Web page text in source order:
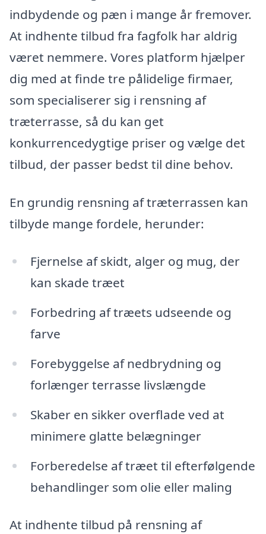
indbydende og pæn i mange år fremover.
At indhente tilbud fra fagfolk har aldrig
været nemmere. Vores platform hjælper
dig med at finde tre pålidelige firmaer,
som specialiserer sig i rensning af
træterrasse, så du kan get
konkurrencedygtige priser og vælge det
tilbud, der passer bedst til dine behov.
En grundig rensning af træterrassen kan
tilbyde mange fordele, herunder:
Fjernelse af skidt, alger og mug, der
kan skade træet
Forbedring af træets udseende og
farve
Forebyggelse af nedbrydning og
forlænger terrasse livslængde
Skaber en sikker overflade ved at
minimere glatte belægninger
Forberedelse af træet til efterfølgende
behandlinger som olie eller maling
At indhente tilbud på rensning af